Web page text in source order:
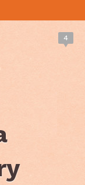
4